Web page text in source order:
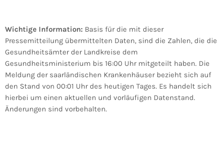
Wichtige Information: Basis für die mit dieser
Pressemitteilung übermittelten Daten, sind die Zahlen, die die
Gesundheitsämter der Landkreise dem
Gesundheitsministerium bis 16:00 Uhr mitgeteilt haben. Die
Meldung der saarländischen Krankenhäuser bezieht sich auf
den Stand von 00:01 Uhr des heutigen Tages. Es handelt sich
hierbei um einen aktuellen und vorläufigen Datenstand.
Änderungen sind vorbehalten.